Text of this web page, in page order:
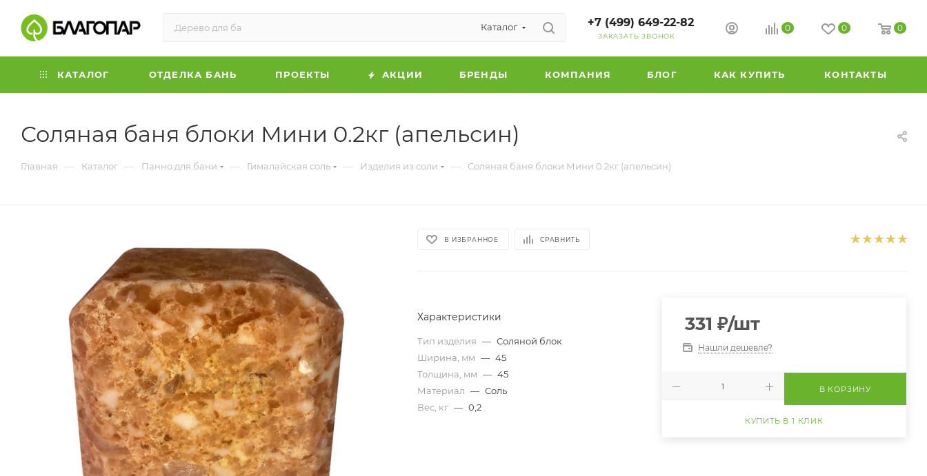
Каталог +7 (499) 649-22-82
ЗАКАЗАТЬ ЗВОНОК
0 0 0
КАТАЛОГ ОТДЕЛКА БАНЬ ПРОЕКТЫ АКЦИИ БРЕНДЫ КОМПАНИЯ БЛОГ КАК КУПИТЬ КОНТАКТЫ
Соляная баня блоки Мини 0.2кг (апельсин)
Главная — Каталог — Панно для бани — Гималайская соль — Изделия из соли — Соляная баня блоки Мини 0.2кг (апельсин)
В ИЗБРАННОЕ СРАВНИТЬ
Характеристики
Тип изделия — Соляной блок
Ширина, мм — 45
Толщина, мм — 45
Материал — Соль
Вес, кг — 0,2
331 ₽/шт
Нашли дешевле?
В КОРЗИНУ
КУПИТЬ В 1 КЛИК